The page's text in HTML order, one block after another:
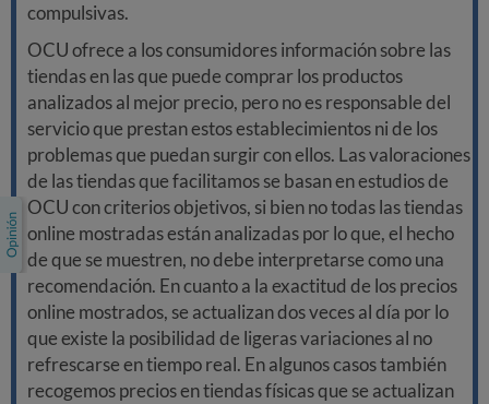
compulsivas.
OCU ofrece a los consumidores información sobre las
tiendas en las que puede comprar los productos
analizados al mejor precio, pero no es responsable del
servicio que prestan estos establecimientos ni de los
problemas que puedan surgir con ellos. Las valoraciones
de las tiendas que facilitamos se basan en estudios de
OCU con criterios objetivos, si bien no todas las tiendas
online mostradas están analizadas por lo que, el hecho
de que se muestren, no debe interpretarse como una
recomendación. En cuanto a la exactitud de los precios
online mostrados, se actualizan dos veces al día por lo
que existe la posibilidad de ligeras variaciones al no
refrescarse en tiempo real. En algunos casos también
recogemos precios en tiendas físicas que se actualizan